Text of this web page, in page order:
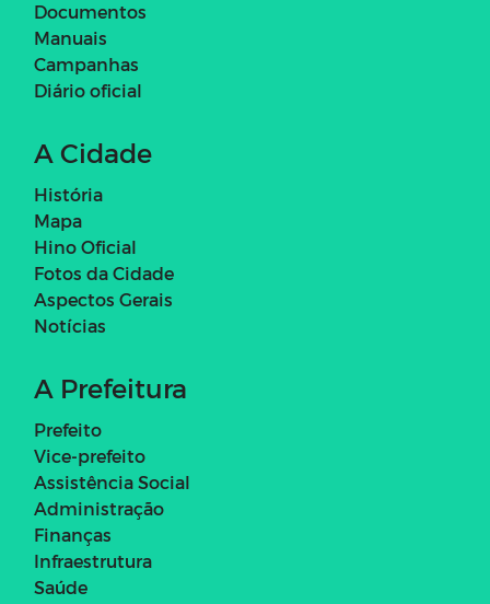
Documentos
Manuais
Campanhas
Diário oficial
A Cidade
História
Mapa
Hino Oficial
Fotos da Cidade
Aspectos Gerais
Notícias
A Prefeitura
Prefeito
Vice-prefeito
Assistência Social
Administração
Finanças
Infraestrutura
Saúde